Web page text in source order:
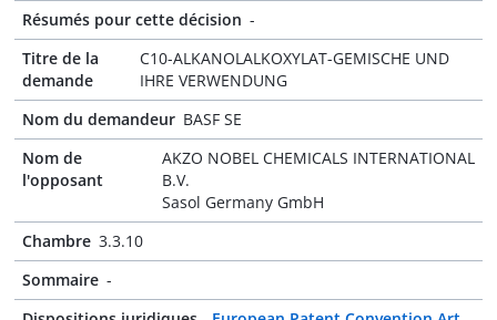
Résumés pour cette décision -
Titre de la
demande
C10-ALKANOLALKOXYLAT-GEMISCHE UND
IHRE VERWENDUNG
Nom du demandeur BASF SE
Nom de
l'opposant
AKZO NOBEL CHEMICALS INTERNATIONAL
B.V.
Sasol Germany GmbH
Chambre 3.3.10
Sommaire -